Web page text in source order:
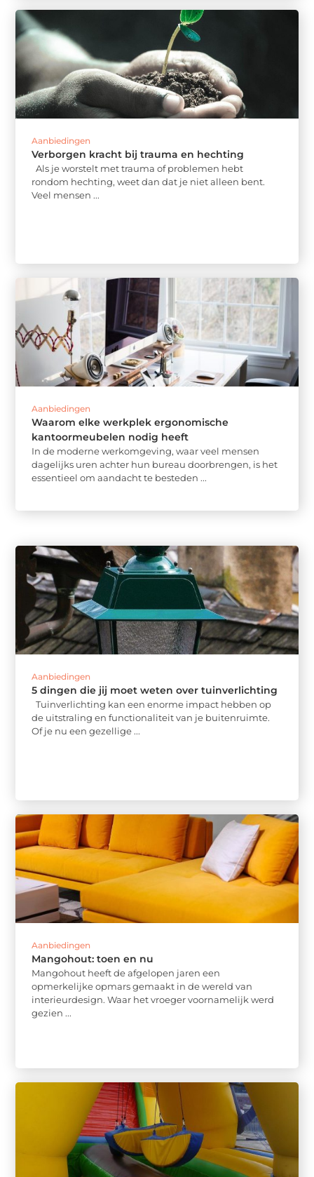
Aanbiedingen
Verborgen kracht bij trauma en hechting
Als je worstelt met trauma of problemen hebt
rondom hechting, weet dan dat je niet alleen bent.
Veel mensen ...
Aanbiedingen
Waarom elke werkplek ergonomische
kantoormeubelen nodig heeft
In de moderne werkomgeving, waar veel mensen
dagelijks uren achter hun bureau doorbrengen, is het
essentieel om aandacht te besteden ...
Aanbiedingen
5 dingen die jij moet weten over tuinverlichting
Tuinverlichting kan een enorme impact hebben op
de uitstraling en functionaliteit van je buitenruimte.
Of je nu een gezellige ...
Aanbiedingen
Mangohout: toen en nu
Mangohout heeft de afgelopen jaren een
opmerkelijke opmars gemaakt in de wereld van
interieurdesign. Waar het vroeger voornamelijk werd
gezien ...